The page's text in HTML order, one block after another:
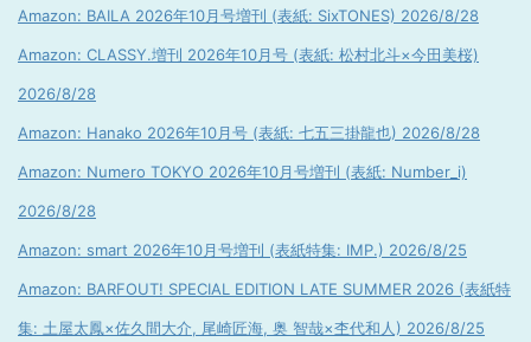
Amazon: BAILA 2026年10月号増刊 (表紙: SixTONES) 2026/8/28
Amazon: CLASSY.増刊 2026年10月号 (表紙: 松村北斗×今田美桜)
2026/8/28
Amazon: Hanako 2026年10月号 (表紙: 七五三掛龍也) 2026/8/28
Amazon: Numero TOKYO 2026年10月号増刊 (表紙: Number_i)
2026/8/28
Amazon: smart 2026年10月号増刊 (表紙特集: IMP.) 2026/8/25
Amazon: BARFOUT! SPECIAL EDITION LATE SUMMER 2026 (表紙特
集: 土屋太鳳×佐久間大介, 尾崎匠海, 奥 智哉×杢代和人) 2026/8/25